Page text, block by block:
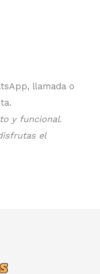
llamada o
y funcional.
el